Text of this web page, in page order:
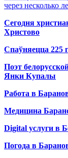
через несколько
Сегодня
Христово
Спаўняецца 225
Поэт
Янки Купалы
Работа в
Медицина
Digital услуги в
Погода в